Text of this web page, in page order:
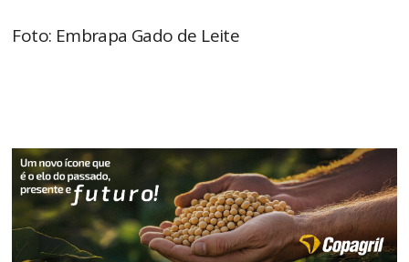
Foto: Embrapa Gado de Leite